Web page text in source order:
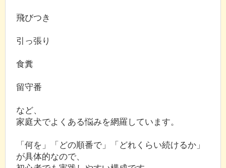
飛びつき
引っ張り
食糞
留守番
など、
家庭犬でよくある悩みを網羅しています。
「何を」「どの順番で」「どれくらい続けるか」
が具体的なので、